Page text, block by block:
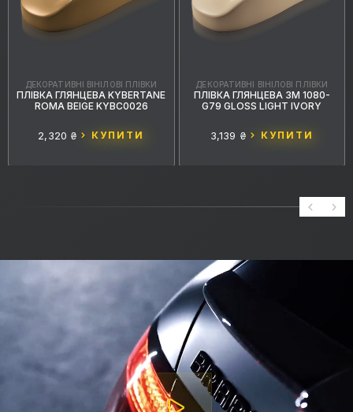
ДЕКОРАТИВНІ ВІНІЛОВІ ПЛІВКИ
ПЛІВКА ГЛЯНЦЕВА KYBERTANE
ROMA BEIGE KYBC0026
2,320 ₴ КУПИТИ
ДЕКОРАТИВНІ ВІНІЛОВІ ПЛІВКИ
ПЛІВКА ГЛЯНЦЕВА 3M 1080-
G79 GLOSS LIGHT IVORY
3,139 ₴ КУПИТИ